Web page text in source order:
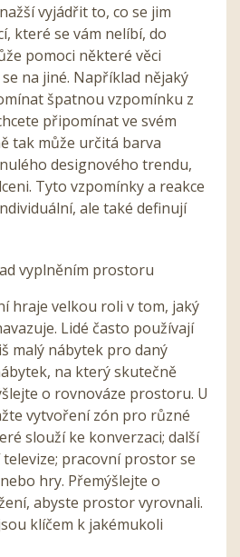
vyjádřit to, co se jim
které se vám nelíbí, do
pomoci některé věci
na jiné. Například nějaký
špatnou vzpomínku z
připomínat ve svém
tak může určitá barva
designového trendu,
Tyto vzpomínky a reakce
ale také definují
vyplněním prostoru
hraje velkou roli v tom, jaký
Lidé často používají
malý nábytek pro daný
na který skutečně
o rovnováze prostoru. U
vytvoření zón pro různé
slouží ke konverzaci; další
pracovní prostor se
hry. Přemýšlejte o
abyste prostor vyrovnali.
klíčem k jakémukoli